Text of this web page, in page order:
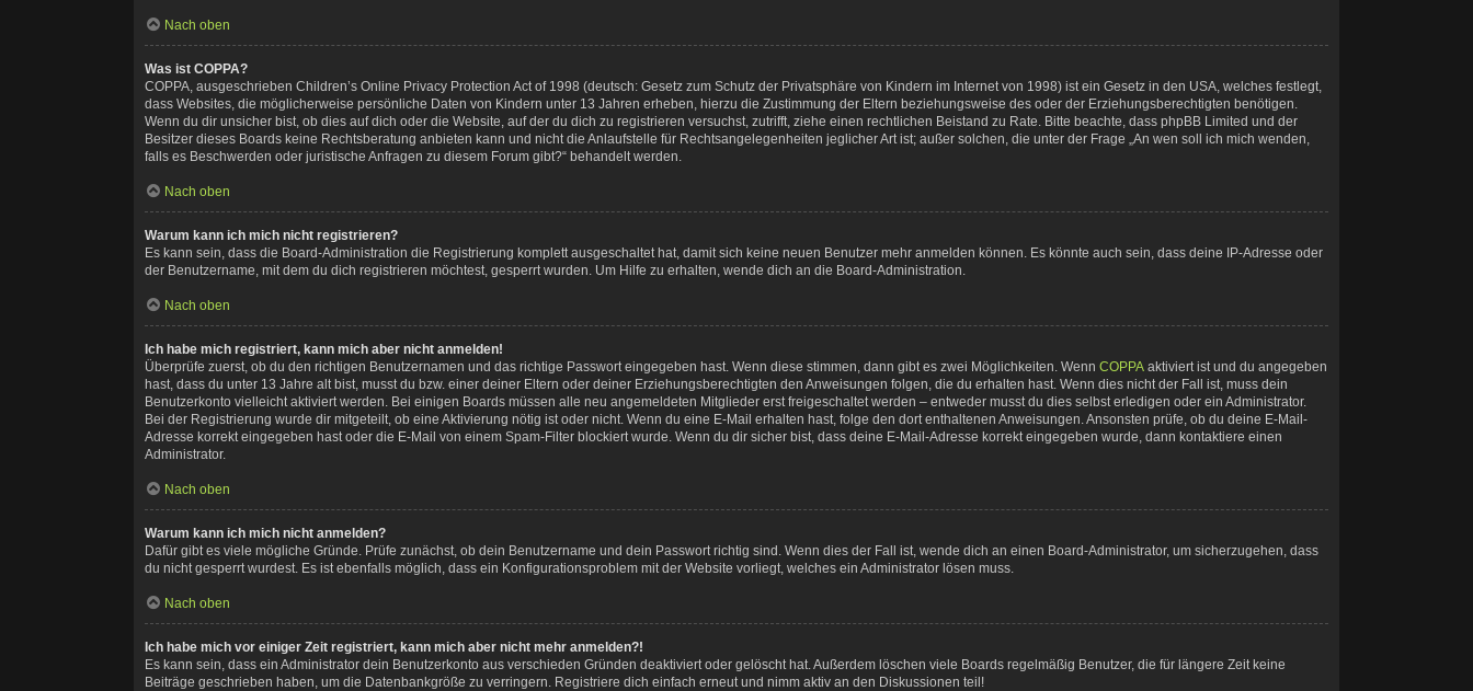
Nach oben
Was ist COPPA?
COPPA, ausgeschrieben Children’s Online Privacy Protection Act of 1998 (deutsch: Gesetz zum Schutz der Privatsphäre von Kindern im Internet von 1998) ist ein Gesetz in den USA, welches festlegt,
dass Websites, die möglicherweise persönliche Daten von Kindern unter 13 Jahren erheben, hierzu die Zustimmung der Eltern beziehungsweise des oder der Erziehungsberechtigten benötigen.
Wenn du dir unsicher bist, ob dies auf dich oder die Website, auf der du dich zu registrieren versuchst, zutrifft, ziehe einen rechtlichen Beistand zu Rate. Bitte beachte, dass phpBB Limited und der
Besitzer dieses Boards keine Rechtsberatung anbieten kann und nicht die Anlaufstelle für Rechtsangelegenheiten jeglicher Art ist; außer solchen, die unter der Frage „An wen soll ich mich wenden,
falls es Beschwerden oder juristische Anfragen zu diesem Forum gibt?“ behandelt werden.
Nach oben
Warum kann ich mich nicht registrieren?
Es kann sein, dass die Board-Administration die Registrierung komplett ausgeschaltet hat, damit sich keine neuen Benutzer mehr anmelden können. Es könnte auch sein, dass deine IP-Adresse oder
der Benutzername, mit dem du dich registrieren möchtest, gesperrt wurden. Um Hilfe zu erhalten, wende dich an die Board-Administration.
Nach oben
Ich habe mich registriert, kann mich aber nicht anmelden!
Überprüfe zuerst, ob du den richtigen Benutzernamen und das richtige Passwort eingegeben hast. Wenn diese stimmen, dann gibt es zwei Möglichkeiten. Wenn COPPA aktiviert ist und du angegeben
hast, dass du unter 13 Jahre alt bist, musst du bzw. einer deiner Eltern oder deiner Erziehungsberechtigten den Anweisungen folgen, die du erhalten hast. Wenn dies nicht der Fall ist, muss dein
Benutzerkonto vielleicht aktiviert werden. Bei einigen Boards müssen alle neu angemeldeten Mitglieder erst freigeschaltet werden – entweder musst du dies selbst erledigen oder ein Administrator.
Bei der Registrierung wurde dir mitgeteilt, ob eine Aktivierung nötig ist oder nicht. Wenn du eine E-Mail erhalten hast, folge den dort enthaltenen Anweisungen. Ansonsten prüfe, ob du deine E-Mail-
Adresse korrekt eingegeben hast oder die E-Mail von einem Spam-Filter blockiert wurde. Wenn du dir sicher bist, dass deine E-Mail-Adresse korrekt eingegeben wurde, dann kontaktiere einen
Administrator.
Nach oben
Warum kann ich mich nicht anmelden?
Dafür gibt es viele mögliche Gründe. Prüfe zunächst, ob dein Benutzername und dein Passwort richtig sind. Wenn dies der Fall ist, wende dich an einen Board-Administrator, um sicherzugehen, dass
du nicht gesperrt wurdest. Es ist ebenfalls möglich, dass ein Konfigurationsproblem mit der Website vorliegt, welches ein Administrator lösen muss.
Nach oben
Ich habe mich vor einiger Zeit registriert, kann mich aber nicht mehr anmelden?!
Es kann sein, dass ein Administrator dein Benutzerkonto aus verschieden Gründen deaktiviert oder gelöscht hat. Außerdem löschen viele Boards regelmäßig Benutzer, die für längere Zeit keine
Beiträge geschrieben haben, um die Datenbankgröße zu verringern. Registriere dich einfach erneut und nimm aktiv an den Diskussionen teil!